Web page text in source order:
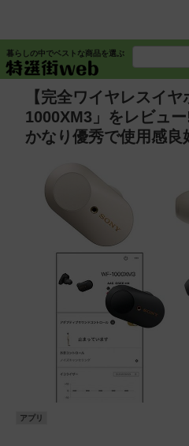
暮らしの中でベストな商品を選ぶ
【完全ワイヤレスイ
1000XM3」をレビュ
かなり優秀で使用感良
アプリ